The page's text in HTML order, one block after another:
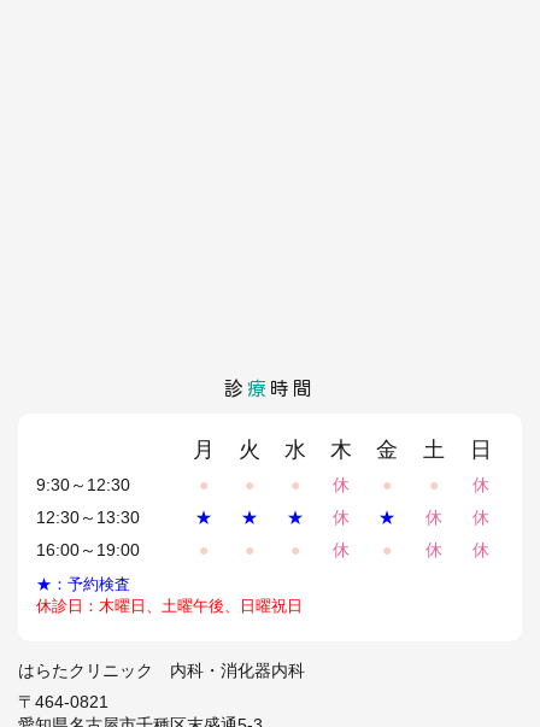
診 療 時間
月 火 水 木 金 土 日
9:30～12:30 ● ● ● 休 ● ●
休
12:30～13:30
★ ★ ★ 休 ★ 休
休
16:00～19:00
● ● ● 休 ● 休 休
★：予約検査
休診日：木曜日、土曜午後、日曜祝日
はらたクリニック 内科・消化器内科
〒464-0821